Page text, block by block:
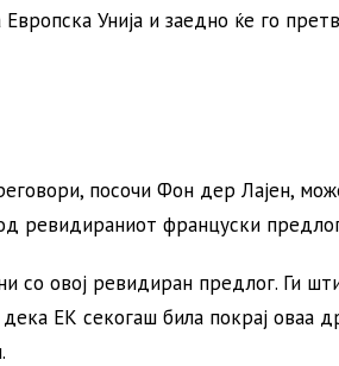
Унија и заедно ќе го
посочи Фон дер Лајен,
ревидираниот француски
со овој ревидиран предлог. Ги
ЕК секогаш била покрај оваа